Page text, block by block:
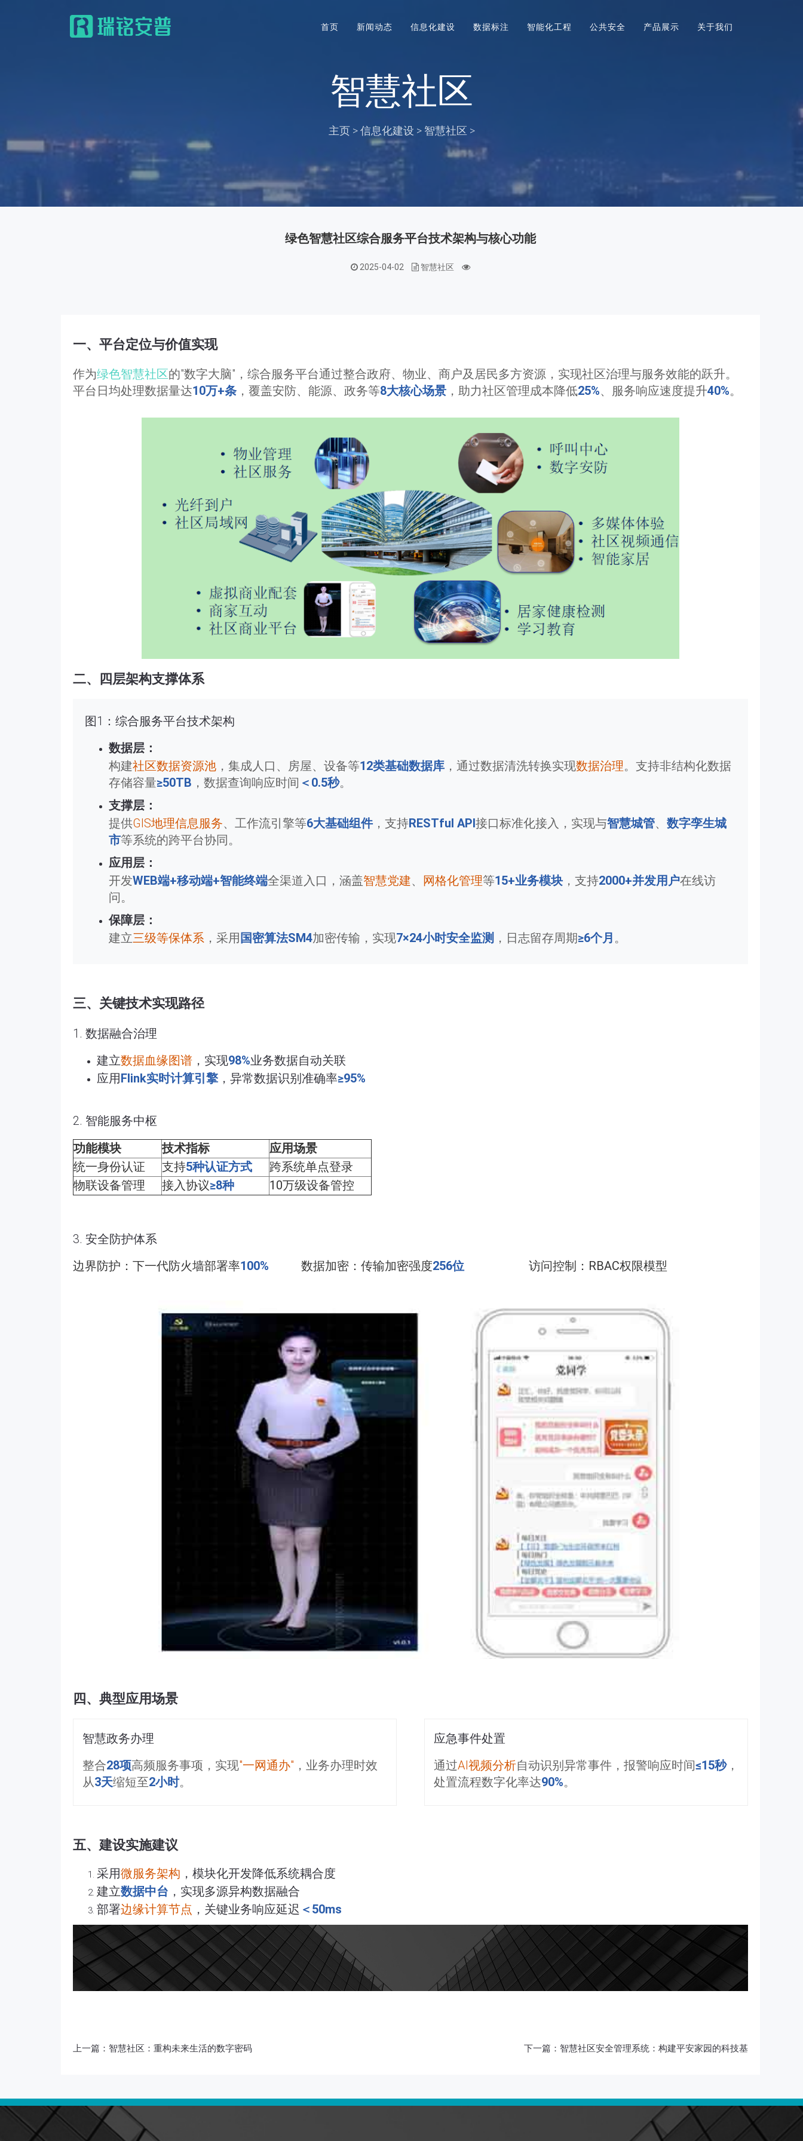
首页 新闻动态 信息化建设 数据标注 智能化工程 公共安全 产品展示 关于我们
智慧社区
主页>信息化建设 > 智慧社区 >
绿色智慧社区综合服务平台技术架构与核心功能
2025-04-02 智慧社区
一、平台定位与价值实现
作为绿色智慧社区的"数字大脑"，综合服务平台通过整合政府、物业、商户及居民多方资源，实现社区治理与服务效能的跃升。
平台日均处理数据量达10万+条 ，覆盖安防、能源、政务等8大核心场景 ，助力社区管理成本降低25%、服务响应速度提升40%。
二、四层架构支撑体系
图1：综合服务平台技术架构
数据层：
构建社区数据资源池 ，集成人口、房屋、设备等12类基础数据库 ，通过数据清洗转换实现数据治理。支持非结构化数据
存储容量≥50TB ，数据查询响应时间 ＜0.5秒。
支撑层：
提供GIS地理信息服务、工作流引擎等6大基础组件，支持RESTful API接口标准化接入，实现与智慧城管、 数字孪生城
市等系统的跨平台协同。
应用层：
开发WEB端+移动端+智能终端全渠道入口，涵盖智慧党建、 网格化管理等15+业务模块 ，支持2000+并发用户在线访
问。
保障层：
建立三级等保体系 ，采用 国密算法SM4加密传输，实现7×24小时安全监测 ，日志留存周期≥6个月 。
三、关键技术实现路径
1. 数据融合治理
建立数据血缘图谱 ，实现98%业务数据自动关联
应用Flink实时计算引擎，异常数据识别准确率≥95%
2. 智能服务中枢
功能模块
技术指标
应用场景
统一身份认证
支持5种认证方式
跨系统单点登录
物联设备管理
接入协议≥8种 10万级设备管控
3. 安全防护体系
边界防护：下一代防火墙部署率100% 数据加密：传输加密强度256位 访问控制：RBAC权限模型
四、典型应用场景
智慧政务办理
整合28项高频服务事项，实现"一网通办" ，业务办理时效
从3天缩短至2小时。
应急事件处置
通过AI视频分析自动识别异常事件，报警响应时间≤15秒，
处置流程数字化率达90%。
五、建设实施建议
采用微服务架构 ，模块化开发降低系统耦合度
建立数据中台 ，实现多源异构数据融合
部署边缘计算节点 ，关键业务响应延迟 ＜50ms
上一篇： 智慧社区：重构未来生活的数字密码 下一篇： 智慧社区安全管理系统：构建平安家园的科技基